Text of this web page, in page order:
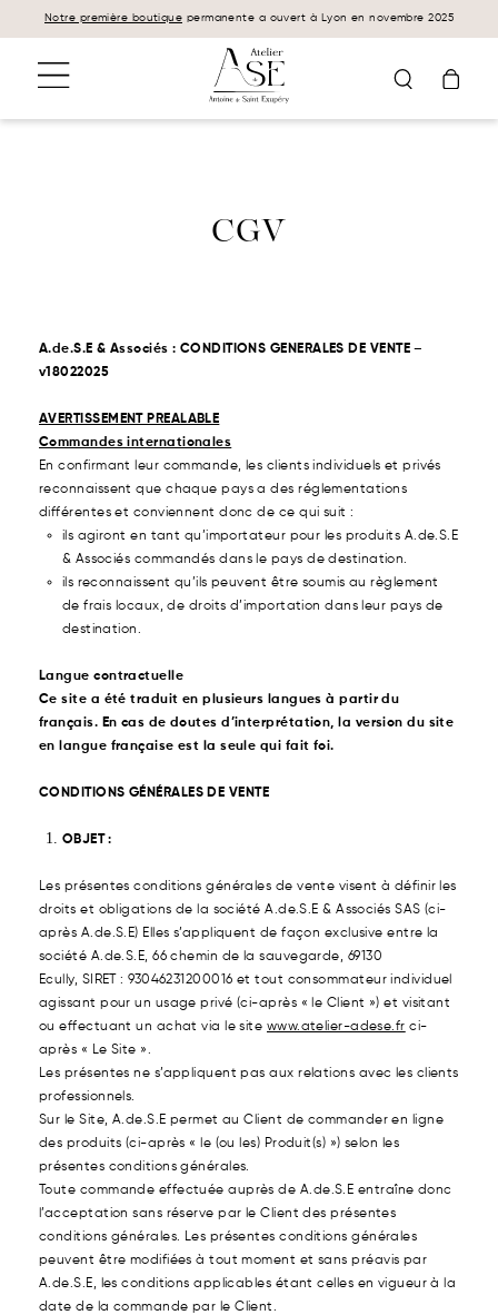
Panneau de gestion des cookies
Notre première boutique permanente a ouvert à Lyon en novembre 2025
CGV
A.de.S.E & Associés : CONDITIONS GENERALES DE VENTE –
v18022025
AVERTISSEMENT PREALABLE
Commandes internationales
En confirmant leur commande, les clients individuels et privés
reconnaissent que chaque pays a des réglementations
différentes et conviennent donc de ce qui suit :
ils agiront en tant qu’importateur pour les produits A.de.S.E
& Associés commandés dans le pays de destination.
ils reconnaissent qu’ils peuvent être soumis au règlement
de frais locaux, de droits d’importation dans leur pays de
destination.
Langue contractuelle
Ce site a été traduit en plusieurs langues à partir du
français. En cas de doutes d’interprétation, la version du site
en langue française est la seule qui fait foi.
CONDITIONS GÉNÉRALES DE VENTE
OBJET :
Les présentes conditions générales de vente visent à définir les
droits et obligations de la société A.de.S.E & Associés SAS (ci-
après A.de.S.E) Elles s’appliquent de façon exclusive entre la
société A.de.S.E, 66 chemin de la sauvegarde, 69130
Ecully, SIRET : 93046231200016 et tout consommateur individuel
agissant pour un usage privé (ci-après « le Client ») et visitant
ou effectuant un achat via le site www.atelier-adese.fr ci-
après « Le Site ».
Les présentes ne s’appliquent pas aux relations avec les clients
professionnels.
Sur le Site, A.de.S.E permet au Client de commander en ligne
des produits (ci-après « le (ou les) Produit(s) ») selon les
présentes conditions générales.
Toute commande effectuée auprès de A.de.S.E entraîne donc
l’acceptation sans réserve par le Client des présentes
conditions générales. Les présentes conditions générales
peuvent être modifiées à tout moment et sans préavis par
A.de.S.E, les conditions applicables étant celles en vigueur à la
date de la commande par le Client.